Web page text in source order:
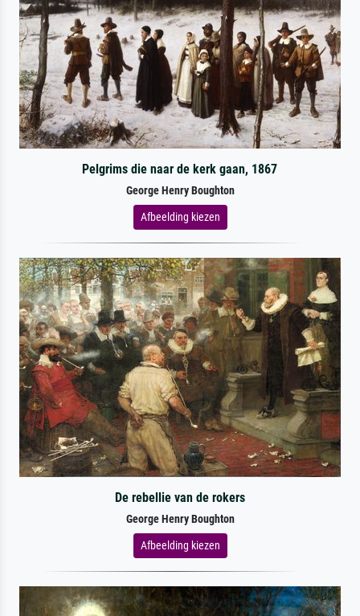
Pelgrims die naar de kerk gaan, 1867
George Henry Boughton
Afbeelding kiezen
De rebellie van de rokers
George Henry Boughton
Afbeelding kiezen